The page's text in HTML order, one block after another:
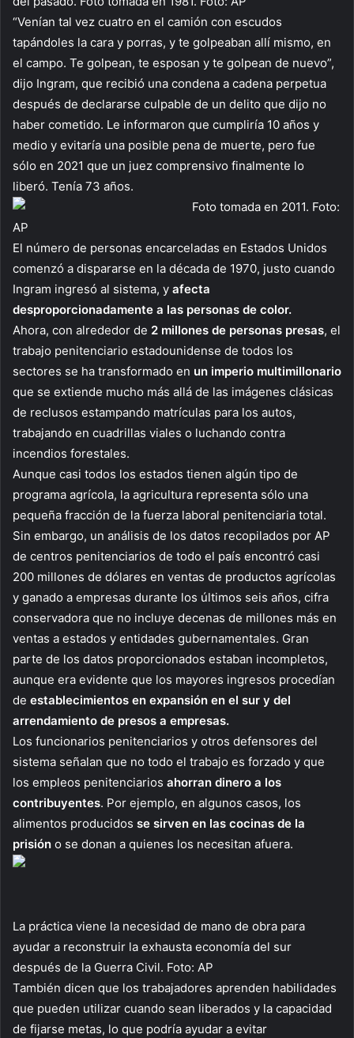
“Venían tal vez cuatro en el camión con escudos
tapándoles la cara y porras, y te golpeaban allí mismo, en
el campo. Te golpean, te esposan y te golpean de nuevo”,
dijo Ingram, que recibió una condena a cadena perpetua
después de declararse culpable de un delito que dijo no
haber cometido. Le informaron que cumpliría 10 años y
medio y evitaría una posible pena de muerte, pero fue
sólo en 2021 que un juez comprensivo finalmente lo
liberó. Tenía 73 años.
Foto tomada en 2011. Foto:
AP
El número de personas encarceladas en Estados Unidos
comenzó a dispararse en la década de 1970, justo cuando
Ingram ingresó al sistema, y afecta
desproporcionadamente a las personas de color.
Ahora, con alrededor de 2 millones de personas presas, el
trabajo penitenciario estadounidense de todos los
sectores se ha transformado en un imperio multimillonario
que se extiende mucho más allá de las imágenes clásicas
de reclusos estampando matrículas para los autos,
trabajando en cuadrillas viales o luchando contra
incendios forestales.
Aunque casi todos los estados tienen algún tipo de
programa agrícola, la agricultura representa sólo una
pequeña fracción de la fuerza laboral penitenciaria total.
Sin embargo, un análisis de los datos recopilados por AP
de centros penitenciarios de todo el país encontró casi
200 millones de dólares en ventas de productos agrícolas
y ganado a empresas durante los últimos seis años, cifra
conservadora que no incluye decenas de millones más en
ventas a estados y entidades gubernamentales. Gran
parte de los datos proporcionados estaban incompletos,
aunque era evidente que los mayores ingresos procedían
de establecimientos en expansión en el sur y del
arrendamiento de presos a empresas.
Los funcionarios penitenciarios y otros defensores del
sistema señalan que no todo el trabajo es forzado y que
los empleos penitenciarios ahorran dinero a los
contribuyentes. Por ejemplo, en algunos casos, los
alimentos producidos se sirven en las cocinas de la
prisión o se donan a quienes los necesitan afuera.
La práctica viene la necesidad de mano de obra para
ayudar a reconstruir la exhausta economía del sur
después de la Guerra Civil. Foto: AP
También dicen que los trabajadores aprenden habilidades
que pueden utilizar cuando sean liberados y la capacidad
de fijarse metas, lo que podría ayudar a evitar